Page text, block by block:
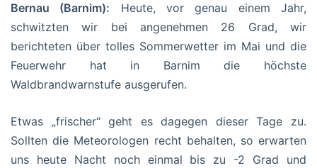
Bernau (Barnim): Heute, vor genau einem Jahr,
schwitzten wir bei angenehmen 26 Grad, wir
berichteten über tolles Sommerwetter im Mai und die
Feuerwehr hat in Barnim die höchste
Waldbrandwarnstufe ausgerufen.
Etwas „frischer“ geht es dagegen dieser Tage zu.
Sollten die Meteorologen recht behalten, so erwarten
uns heute Nacht noch einmal bis zu -2 Grad und